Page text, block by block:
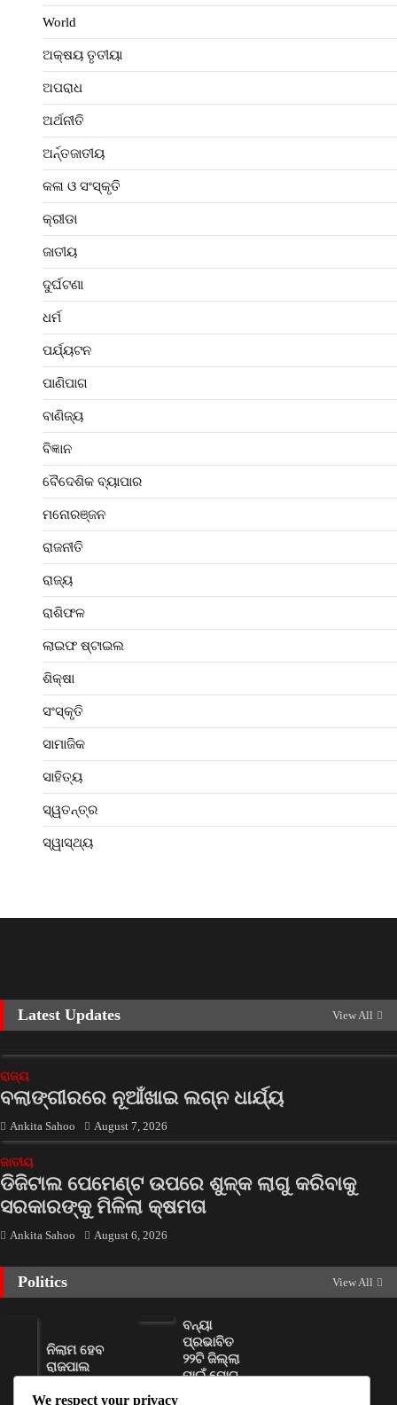
World
ଅକ୍ଷୟ ତୃତୀୟା
ଅପରାଧ
ଅର୍ଥନୀତି
ଅର୍ନ୍ତଜାତୀୟ
କଳା ଓ ସଂସ୍କୃତି
କ୍ରୀଡା
ଜାତୀୟ
ଦୁର୍ଘଟଣା
ଧର୍ମ
ପର୍ଯ୍ୟଟନ
ପାଣିପାଗ
ବାଣିଜ୍ୟ
ବିଜ୍ଞାନ
ବୈଦେଶିକ ବ୍ୟାପାର
ମନୋରଞ୍ଜନ
ରାଜନୀତି
ରାଜ୍ୟ
ରାଶିଫଳ
ଲାଇଫ ଷ୍ଟାଇଲ
ଶିକ୍ଷା
ସଂସ୍କୃତି
ସାମାଜିକ
ସାହିତ୍ୟ
ସ୍ୱତନ୍ତ୍ର
ସ୍ୱାସ୍ଥ୍ୟ
Latest Updates View All
ରାଜ୍ୟ
ବଲାଙ୍ଗୀରରେ ନୂଆଁଖାଇ ଲଗ୍ନ ଧାର୍ଯ୍ୟ
Ankita Sahoo August 7, 2026
ଜାତୀୟ
ଡିଜିଟାଲ ପେମେଣ୍ଟ ଉପରେ ଶୁଳ୍କ ଲାଗୁ କରିବାକୁ
ସରକାରଙ୍କୁ ମିଳିଲା କ୍ଷମତା
Ankita Sahoo August 6, 2026
Politics View All
ନିଲାମ ହେବ
ରାଜପାଲ
ଦୁଇଟି
ବନ୍ୟା
ପ୍ରଭାବିତ
୨୨ଟି ଜିଲ୍ଲା
ପାଇଁ ମୋଟ
We respect your privacy